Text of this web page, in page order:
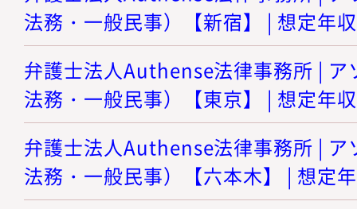
法務・一般民事）【新宿】 | 想定年
弁護士法人Authense法律事務所 | ア
法務・一般民事）【東京】 | 想定年
弁護士法人Authense法律事務所 | ア
法務・一般民事）【六本木】 | 想定